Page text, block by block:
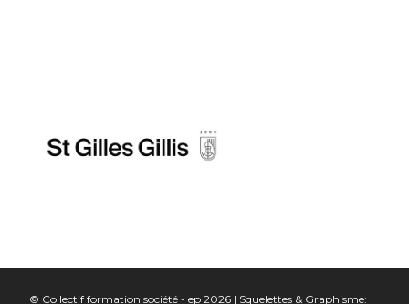
© Collectif formation société - ep 2026 | Squelettes & Graphisme: